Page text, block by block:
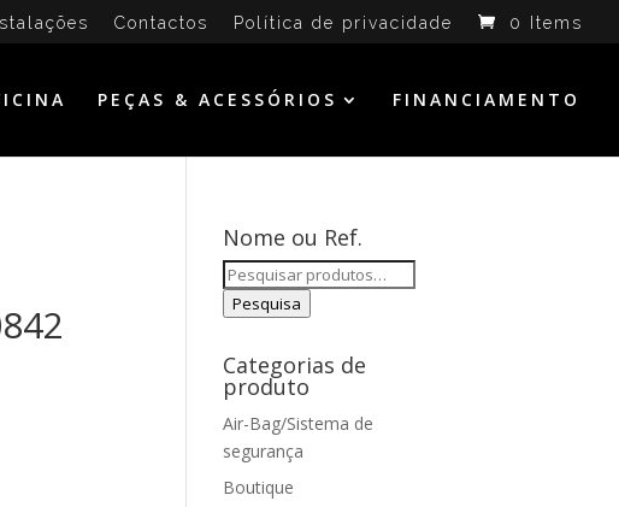
Contactos Política de privacidade 0 Items
PEÇAS & ACESSÓRIOS FINANCIAMENTO
Nome ou Ref.
Pesquisar
por:
Pesquisa
Categorias de
produto
Air-Bag/Sistema de
segurança
Boutique